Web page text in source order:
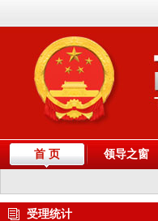
首 页 领导之窗
受理统计